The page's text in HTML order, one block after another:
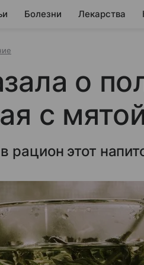
Болезни Лекарства
о
с
рацион этот